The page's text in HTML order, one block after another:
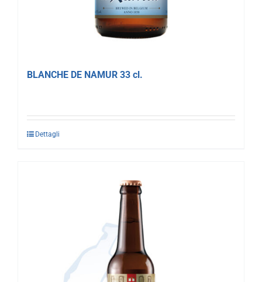
BLANCHE DE NAMUR 33 cl.
Dettagli